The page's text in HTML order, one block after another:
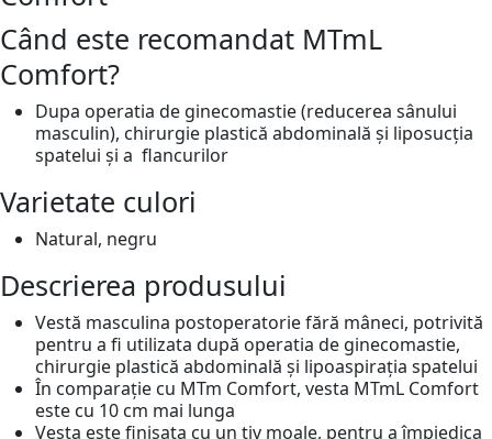
Când este recomandat MTmL
Comfort?
Dupa operatia de ginecomastie (reducerea sânului
masculin), chirurgie plastică abdominală și liposucția
spatelui și a flancurilor
Varietate culori
Natural, negru
Descrierea produsului
Vestă masculina postoperatorie fără mâneci, potrivită
pentru a fi utilizata după operatia de ginecomastie,
chirurgie plastică abdominală și lipoaspirația spatelui
În comparație cu MTm Comfort, vesta MTmL Comfort
este cu 10 cm mai lunga
Vesta este finisata cu un tiv moale, pentru a împiedica